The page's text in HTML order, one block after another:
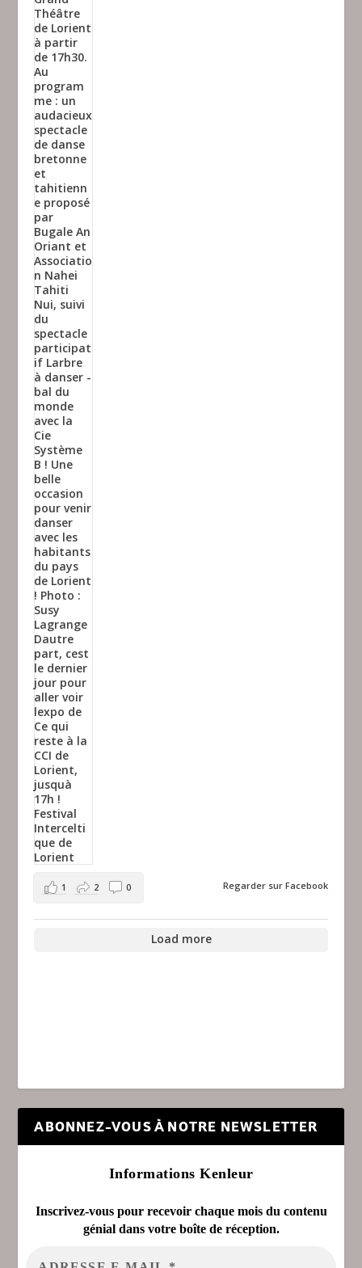
Regarder sur Facebook
1 2 0
Load more
ABONNEZ-VOUS À NOTRE NEWSLETTER
Informations Kenleur
Inscrivez-vous pour recevoir chaque mois du contenu
génial dans votre boîte de réception.